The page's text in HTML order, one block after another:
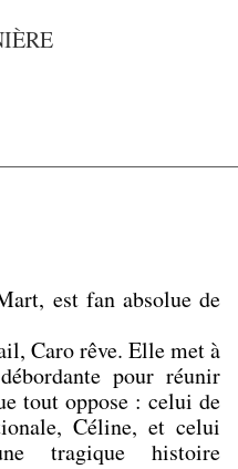
est fan absolue de
Caro rêve. Elle met à
pour réunir
tout oppose : celui de
Céline, et celui
tragique histoire